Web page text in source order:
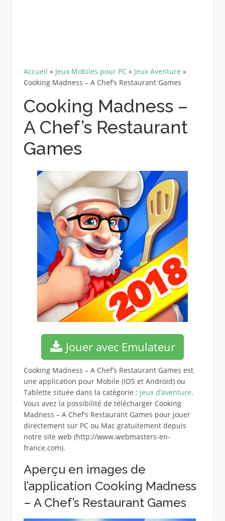
Accueil » Jeux Mobiles pour PC» Jeux Aventure »
Cooking Madness – A Chef’s Restaurant Games
Cooking Madness –
A Chef’s Restaurant
Games
Jouer avec Emulateur
Cooking Madness – A Chef’s Restaurant Games est
une application pour Mobile (IOS et Android) ou
Tablette située dans la catégorie : Jeux d’aventure.
Vous avez la possibilité de télécharger Cooking
Madness – A Chef’s Restaurant Games pour jouer
directement sur PC ou Mac gratuitement depuis
notre site web (http://www.webmasters-en-
france.com).
Aperçu en images de
l’application Cooking Madness
– A Chef’s Restaurant Games